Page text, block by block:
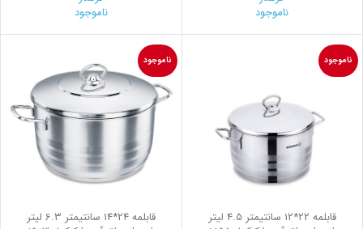
ناموجود
ناموجود
ناموجود
قابلمه 22*12 سانتیمتر 4.5 لیتر
ناموجود
قابلمه 24*14 سانتیمتر 6.3 لیتر